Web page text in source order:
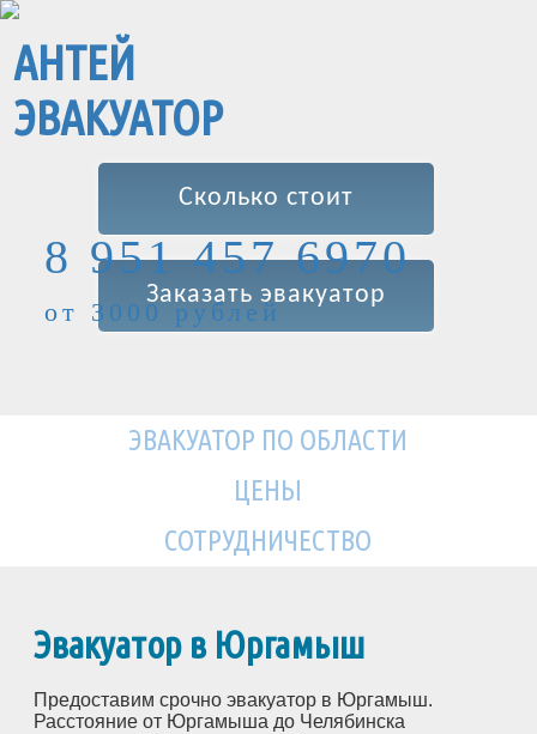
АНТЕЙ
ЭВАКУАТОР
8 951 457 6970
от 3000 рублей
Сколько стоит
Заказать эвакуатор
ЭВАКУАТОР ПО ОБЛАСТИ
ЦЕНЫ
СОТРУДНИЧЕСТВО
Эвакуатор в Юргамыш
Предоставим срочно эвакуатор в Юргамыш.
Расстояние от Юргамыша до Челябинска